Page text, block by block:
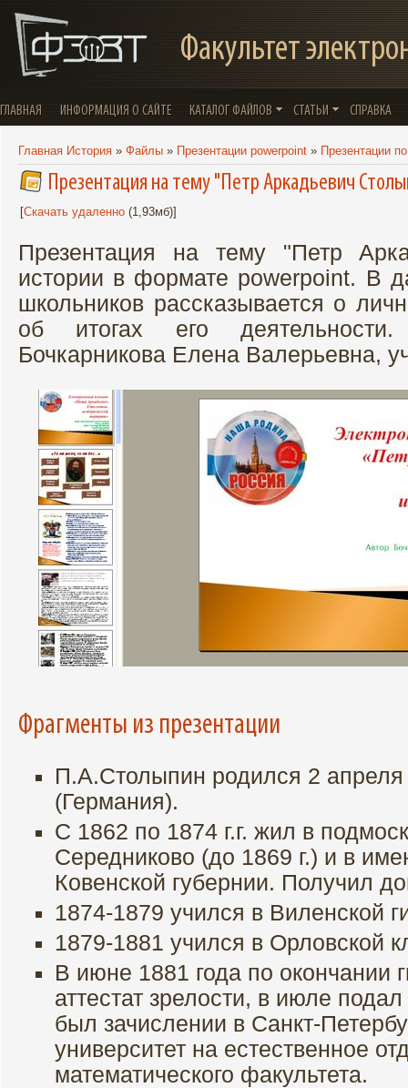
Факультет
ГЛАВНАЯ ИНФОРМАЦИЯ О САЙТЕ КАТАЛОГ ФАЙЛОВ СТАТЬИ СПРАВКА
Главная История » Файлы » Презентации powerpoint » Презентации
Презентация на тему "Петр Аркадьевич
[Скачать удаленно (1,93мб)]
Презентация на тему "Петр
истории в формате powerpoint. В
школьников рассказывается о
об итогах его деятельности.
Бочкарникова Елена Валерьевна,
Фрагменты из презентации
П.А.Столыпин родился 2 апреля
(Германия).
С 1862 по 1874 г.г. жил в
Середниково (до 1869 г.) и в
Ковенской губернии. Получил
1874-1879 учился в Виленской
1879-1881 учился в Орловской
В июне 1881 года по окончании
аттестат зрелости, в июле
был зачислении в Санкт-
университет на естественное
математического факультета.